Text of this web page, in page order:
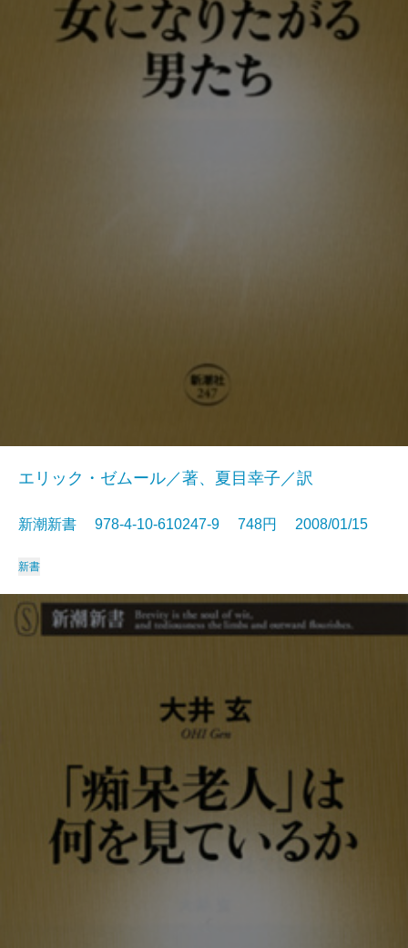
エリック・ゼムール／著、夏目幸子／訳
新潮新書 978-4-10-610247-9 748円 2008/01/15
新書